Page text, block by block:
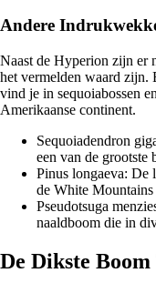
Andere
Naast de Hyperion zijn er
het vermelden waard zijn.
vind je in sequoiabossen
Amerikaanse continent.
Sequoiadendron
een van de grootste
Pinus longaeva: De
de White
Pseudotsuga
naaldboom die in
De Dikste